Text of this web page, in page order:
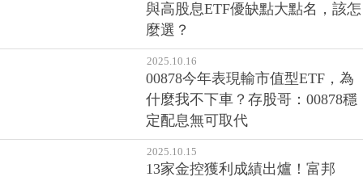
與高股息ETF優缺點大點名，該怎
麼選？
2025.10.16
00878今年表現輸市值型ETF，為
什麼我不下車？存股哥：00878穩
定配息無可取代
2025.10.15
13家金控獲利成績出爐！富邦